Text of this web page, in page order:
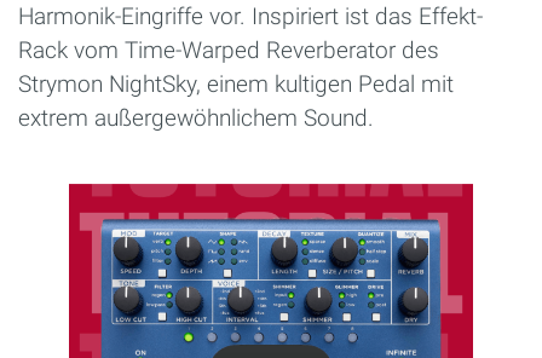
Harmonik-Eingriffe vor. Inspiriert ist das Effekt-
Rack vom Time-Warped Reverberator des
Strymon NightSky, einem kultigen Pedal mit
extrem außergewöhnlichem Sound.